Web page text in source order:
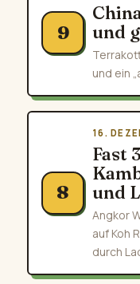
9
und
und ein
8
16.
Fast
und
Angkor
auf Koh
durch